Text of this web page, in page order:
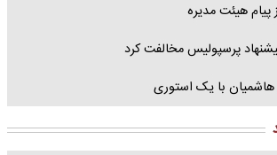
پیام هیئت مدیره
پرسپولیس مخالفت کرد
با یک استوری